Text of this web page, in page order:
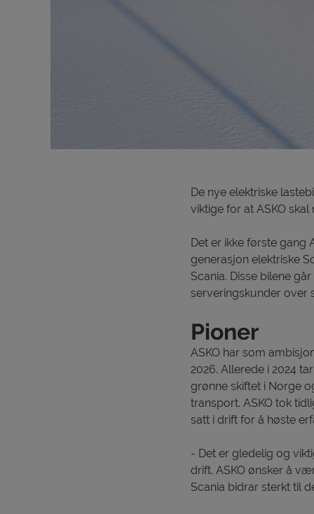
De nye elektriske
viktige for at ASKO
Det er ikke første gang
generasjon elektriske
Scania. Disse bilene
serveringskunder over
Pioner
ASKO har som
2026. Allerede i 2024
grønne skiftet i Norge
transport. ASKO tok
satt i drift for å høste
- Det er gledelig og
drift. ASKO ønsker å
Scania bidrar sterkt til